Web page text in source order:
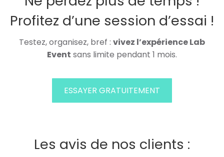
Profitez d’une session d’essai !
Testez, organisez, bref : vivez l’expérience Lab
Event sans limite pendant 1 mois.
ESSAYER GRATUITEMENT
Les avis de nos clients :